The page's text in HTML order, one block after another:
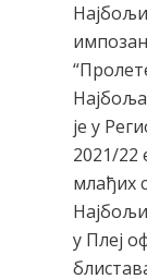
је у
2021/22
млађих
у Плеј